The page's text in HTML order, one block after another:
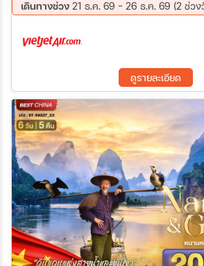
Loius Shanghai - หอไข่มุก (ผ่านชม) – หาดไว่ทาน - ถนนหนานกิง +
ช้อปปิ้ง Pop Mart – เข้าสู่สนามบิน
เดินทางช่วง 21 ธ.ค. 69 - 26 ธ.ค. 69 (2 ช่วง
22 ธ.ค.
ดูรายละเอียด